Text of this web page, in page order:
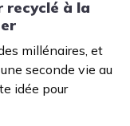
recyclé à la
millénaires, et
seconde vie au
idée pour